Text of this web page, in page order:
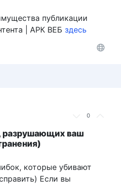
публикации
| АРК ВЕБ здесь
0
разрушающих ваш
которые убивают
Если вы